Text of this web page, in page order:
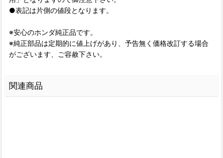
●表記は片側の値段となります。
※安心のホンダ純正品です。
※純正部品は定期的に値上げがあり、予告無く価格改訂する場合
がございます、ご容赦下さい。
関連商品